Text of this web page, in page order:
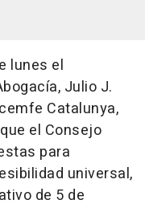
lunes el
Julio J.
Catalunya,
el Consejo
para
universal,
de 5 de